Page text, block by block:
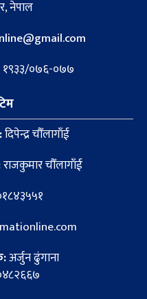
नेपाल
: १९३३/०७६-०७७
दिपेन्द्र चौँलागाँई
राजकुमार चौँलागाँई
अर्जुन ढुंगाना